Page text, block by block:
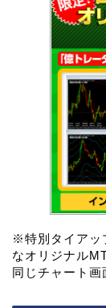
※特別タイアッ
なオリジナル
同じチャート画